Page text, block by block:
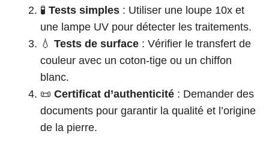
🧪 Tests simples : Utiliser une loupe 10x et
une lampe UV pour détecter les traitements.
💧 Tests de surface : Vérifier le transfert de
couleur avec un coton-tige ou un chiffon
blanc.
📜 Certificat d’authenticité : Demander des
documents pour garantir la qualité et l’origine
de la pierre.